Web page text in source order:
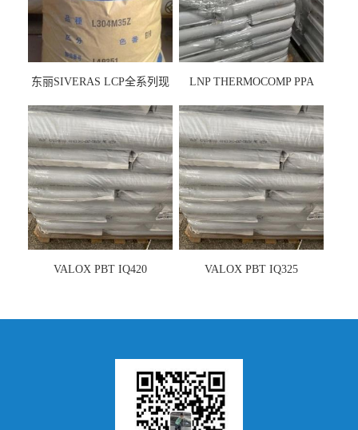
东丽SIVERAS LCP全系列现
LNP THERMOCOMP PPA
VALOX PBT IQ420 VALOX PBT IQ325